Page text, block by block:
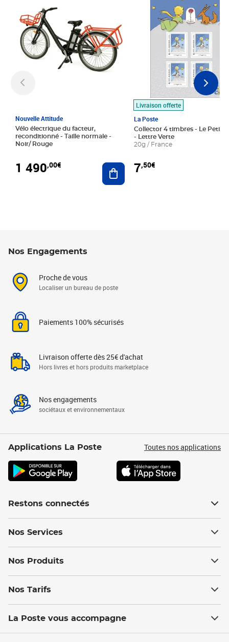
Nouvelle Attitude
Vélo électrique du facteur,
reconditionné - Taille normale -
Noir/ Rouge
1 490,00€ Ajouter au panier
Livraison offerte
La Poste
Collector 4 timbres - Le Petit
- Lettre Verte
20g / France
7,50€
Nos Engagements
Proche de vous
Localiser un bureau de poste
Paiements 100% sécurisés
Livraison offerte dès 25€ d'achat
Hors livres et hors produits marketplace
Nos engagements
sociétaux et environnementaux
Applications La Poste Toutes nos applications
Restons connectés
Nos Services
Nos Produits
Nos Tarifs
La Poste vous accompagne